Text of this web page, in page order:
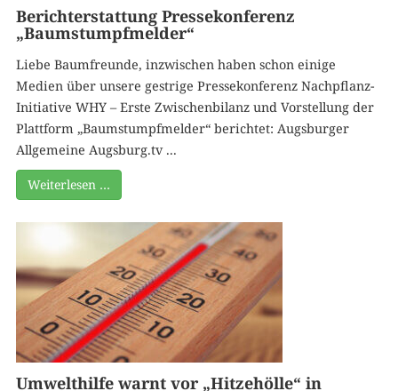
Berichterstattung Pressekonferenz
„Baumstumpfmelder“
Liebe Baumfreunde, inzwischen haben schon einige
Medien über unsere gestrige Pressekonferenz Nachpflanz-
Initiative WHY – Erste Zwischenbilanz und Vorstellung der
Plattform „Baumstumpfmelder“ berichtet: Augsburger
Allgemeine Augsburg.tv ...
Weiterlesen …
Umwelthilfe warnt vor „Hitzehölle“ in